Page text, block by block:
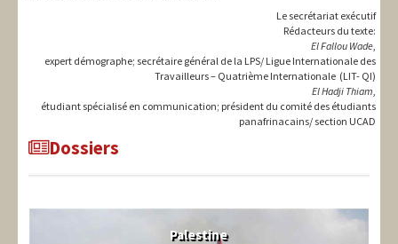
Le secrétariat exécutif
Rédacteurs du texte:
El Fallou Wade,
expert démographe; secrétaire général de la LPS/ Ligue Internationale des
Travailleurs – Quatrième Internationale (LIT- QI)
El Hadji Thiam,
étudiant spécialisé en communication; président du comité des étudiants
panafrinacains/ section UCAD
Dossiers
Palestine